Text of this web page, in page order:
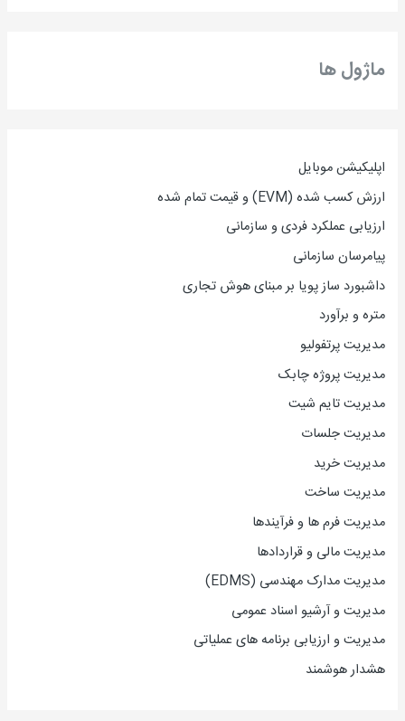
ماژول ها
اپلیکیشن موبایل
ارزش کسب شده (EVM) و قیمت تمام شده
ارزیابی عملکرد فردی و سازمانی
پیامرسان سازمانی
داشبورد ساز پویا بر مبنای هوش تجاری
متره و برآورد
مدیریت پرتفولیو
مدیریت پروژه چابک
مدیریت تایم شیت
مدیریت جلسات
مدیریت خرید
مدیریت ساخت
مدیریت فرم ها و فرآیندها
مدیریت مالی و قراردادها
مدیریت مدارک مهندسی (EDMS)
مدیریت و آرشیو اسناد عمومی
مدیریت و ارزیابی برنامه های عملیاتی
هشدار هوشمند